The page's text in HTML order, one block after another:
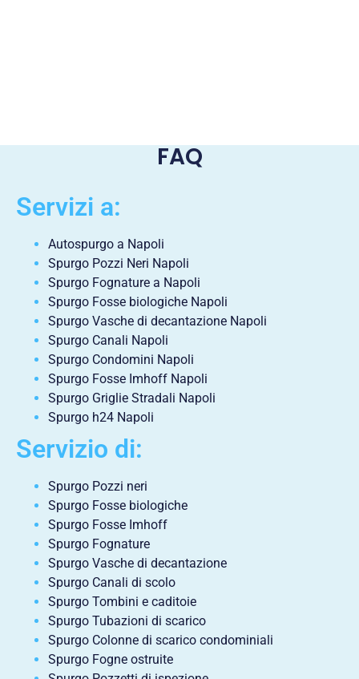
FAQ
Servizi a:
Autospurgo a Napoli
Spurgo Pozzi Neri Napoli
Spurgo Fognature a Napoli
Spurgo Fosse biologiche Napoli
Spurgo Vasche di decantazione Napoli
Spurgo Canali Napoli
Spurgo Condomini Napoli
Spurgo Fosse Imhoff Napoli
Spurgo Griglie Stradali Napoli
Spurgo h24 Napoli
Servizio di:
Spurgo Pozzi neri
Spurgo Fosse biologiche
Spurgo Fosse Imhoff
Spurgo Fognature
Spurgo Vasche di decantazione
Spurgo Canali di scolo
Spurgo Tombini e caditoie
Spurgo Tubazioni di scarico
Spurgo Colonne di scarico condominiali
Spurgo Fogne ostruite